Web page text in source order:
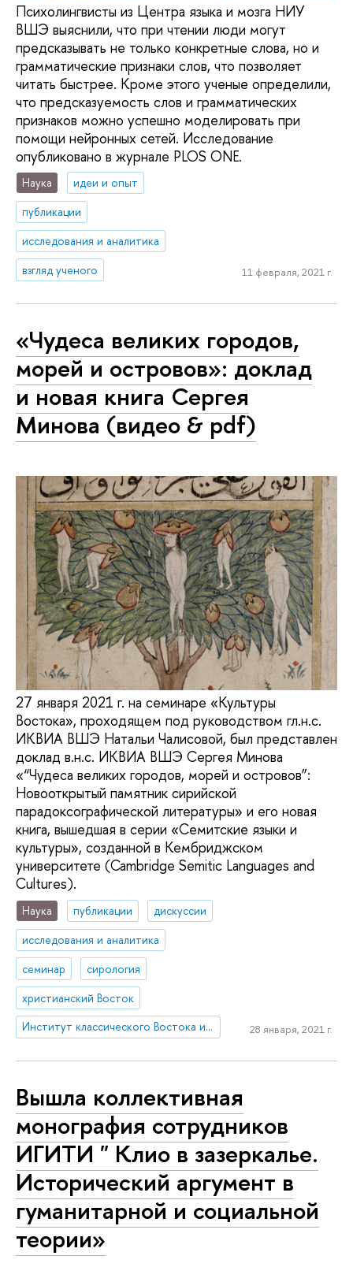
Психолингвисты из Центра языка и мозга НИУ
ВШЭ выяснили, что при чтении люди могут
предсказывать не только конкретные слова, но и
грамматические признаки слов, что позволяет
читать быстрее. Кроме этого ученые определили,
что предсказуемость слов и грамматических
признаков можно успешно моделировать при
помощи нейронных сетей. Исследование
опубликовано в журнале PLOS ONE.
Наука
идеи и опыт
публикации
исследования и аналитика
взгляд ученого
11 февраля, 2021 г.
«Чудеса великих городов,
морей и островов»: доклад
и новая книга Сергея
Минова (видео & pdf)
27 января 2021 г. на семинаре «Культуры
Востока», проходящем под руководством гл.н.с.
ИКВИА ВШЭ Натальи Чалисовой, был представлен
доклад в.н.с. ИКВИА ВШЭ Сергея Минова
«“Чудеса великих городов, морей и островов”:
Новооткрытый памятник сирийской
парадоксографической литературы» и его новая
книга, вышедшая в серии «Семитские языки и
культуры», созданной в Кембриджском
университете (Cambridge Semitic Languages and
Cultures).
Наука публикации
дискуссии
исследования и аналитика
семинар
сирология
христианский Восток
Институт классического Востока и античности
28 января, 2021 г.
Вышла коллективная
монография сотрудников
ИГИТИ " Клио в зазеркалье.
Исторический аргумент в
гуманитарной и социальной
теории»